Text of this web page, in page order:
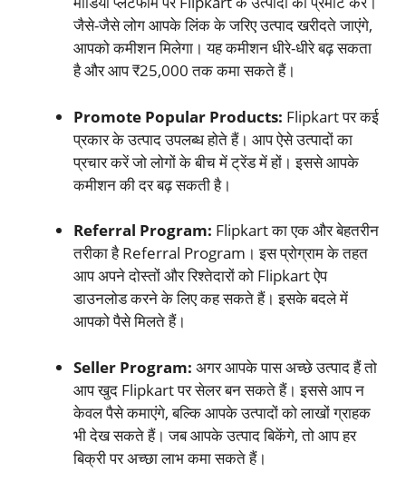
जैसे-जैसे लोग आपके लिंक के जरिए उत्पाद खरीदते जाएंगे,
आपको कमीशन मिलेगा। यह कमीशन धीरे-धीरे बढ़ सकता
है और आप ₹25,000 तक कमा सकते हैं।
Promote Popular Products: Flipkart पर कई
प्रकार के उत्पाद उपलब्ध होते हैं। आप ऐसे उत्पादों का
प्रचार करें जो लोगों के बीच में ट्रेंड में हों। इससे आपके
कमीशन की दर बढ़ सकती है।
Referral Program: Flipkart का एक और बेहतरीन
तरीका है Referral Program। इस प्रोग्राम के तहत
आप अपने दोस्तों और रिश्तेदारों को Flipkart ऐप
डाउनलोड करने के लिए कह सकते हैं। इसके बदले में
आपको पैसे मिलते हैं।
Seller Program: अगर आपके पास अच्छे उत्पाद हैं तो
आप खुद Flipkart पर सेलर बन सकते हैं। इससे आप न
केवल पैसे कमाएंगे, बल्कि आपके उत्पादों को लाखों ग्राहक
भी देख सकते हैं। जब आपके उत्पाद बिकेंगे, तो आप हर
बिक्री पर अच्छा लाभ कमा सकते हैं।